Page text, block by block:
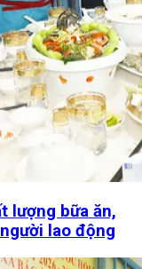
lượng bữa ăn,
lao động